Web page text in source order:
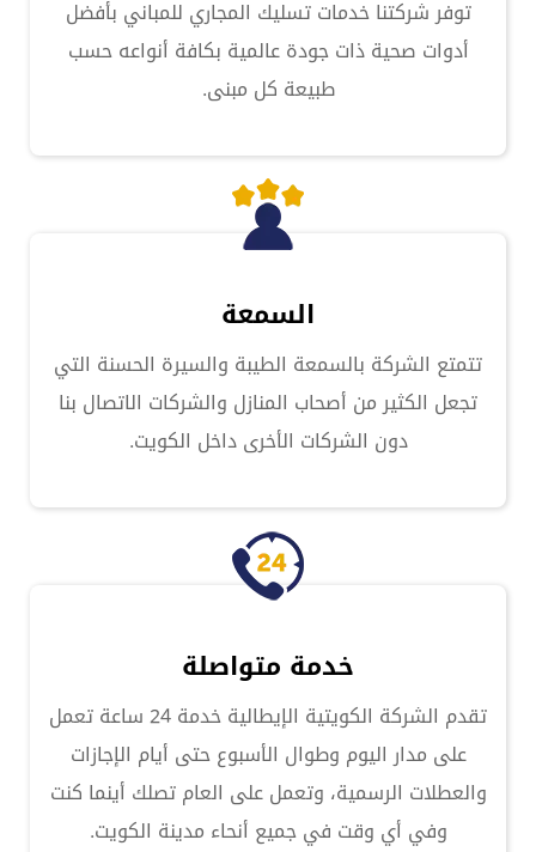
توفر شركتنا خدمات تسليك المجاري للمباني بأفضل
أدوات صحية ذات جودة عالمية بكافة أنواعه حسب
طبيعة كل مبنى.
السمعة
تتمتع الشركة بالسمعة الطيبة والسيرة الحسنة التي
تجعل الكثير من أصحاب المنازل والشركات الاتصال بنا
دون الشركات الأخرى داخل الكويت.
خدمة متواصلة
تقدم الشركة الكويتية الإيطالية خدمة 24 ساعة تعمل
على مدار اليوم وطوال الأسبوع حتى أيام الإجازات
والعطلات الرسمية، وتعمل على العام تصلك أينما كنت
وفي أي وقت في جميع أنحاء مدينة الكويت.